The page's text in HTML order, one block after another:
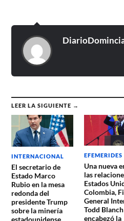
LEER LA SIGUIENTE →
INTERNACIONAL
El secretario de
Estado Marco
Rubio en la mesa
redonda del
presidente Trump
sobre la minería
estadounidense
EFEMERIDES
Una nueva
las
Estados
Colombia,
General
Todd Blanch
encabezó la